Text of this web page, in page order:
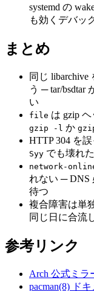
systemd の
も効くデバッ
まとめ
同じ
う ─ tar/bsdtar
い
file は gzip
gzip -l か
HTTP 304 を
Syy でも壊れ
network-
れない ─ DNS
待つ
複合障害は単
同じ日に合流
参考リンク
Arch 公式ミラ
pacman(8) ド